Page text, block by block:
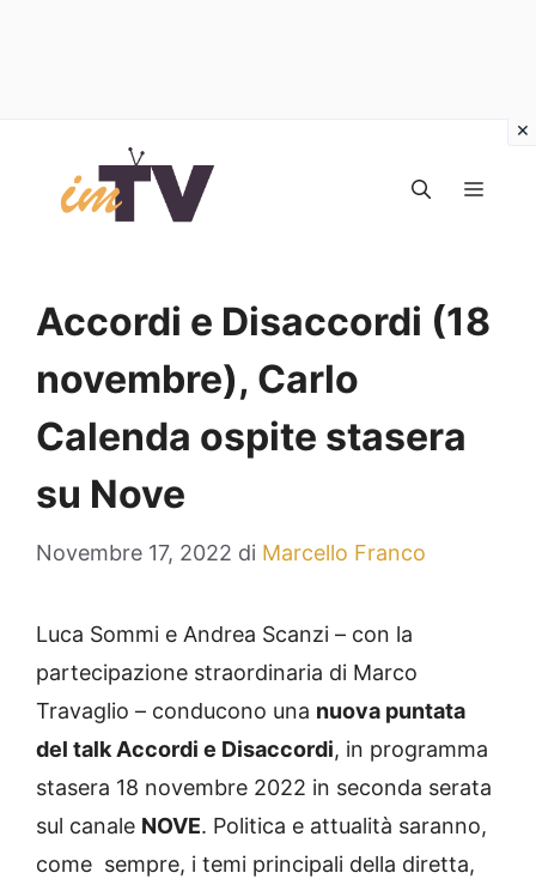
contenuto
Accordi e Disaccordi (18
novembre), Carlo
Calenda ospite stasera
su Nove
Novembre 17, 2022 di Marcello Franco
Luca Sommi e Andrea Scanzi – con la
partecipazione straordinaria di Marco
Travaglio – conducono una nuova puntata
del talk Accordi e Disaccordi, in programma
stasera 18 novembre 2022 in seconda serata
sul canale NOVE. Politica e attualità saranno,
come sempre, i temi principali della diretta,